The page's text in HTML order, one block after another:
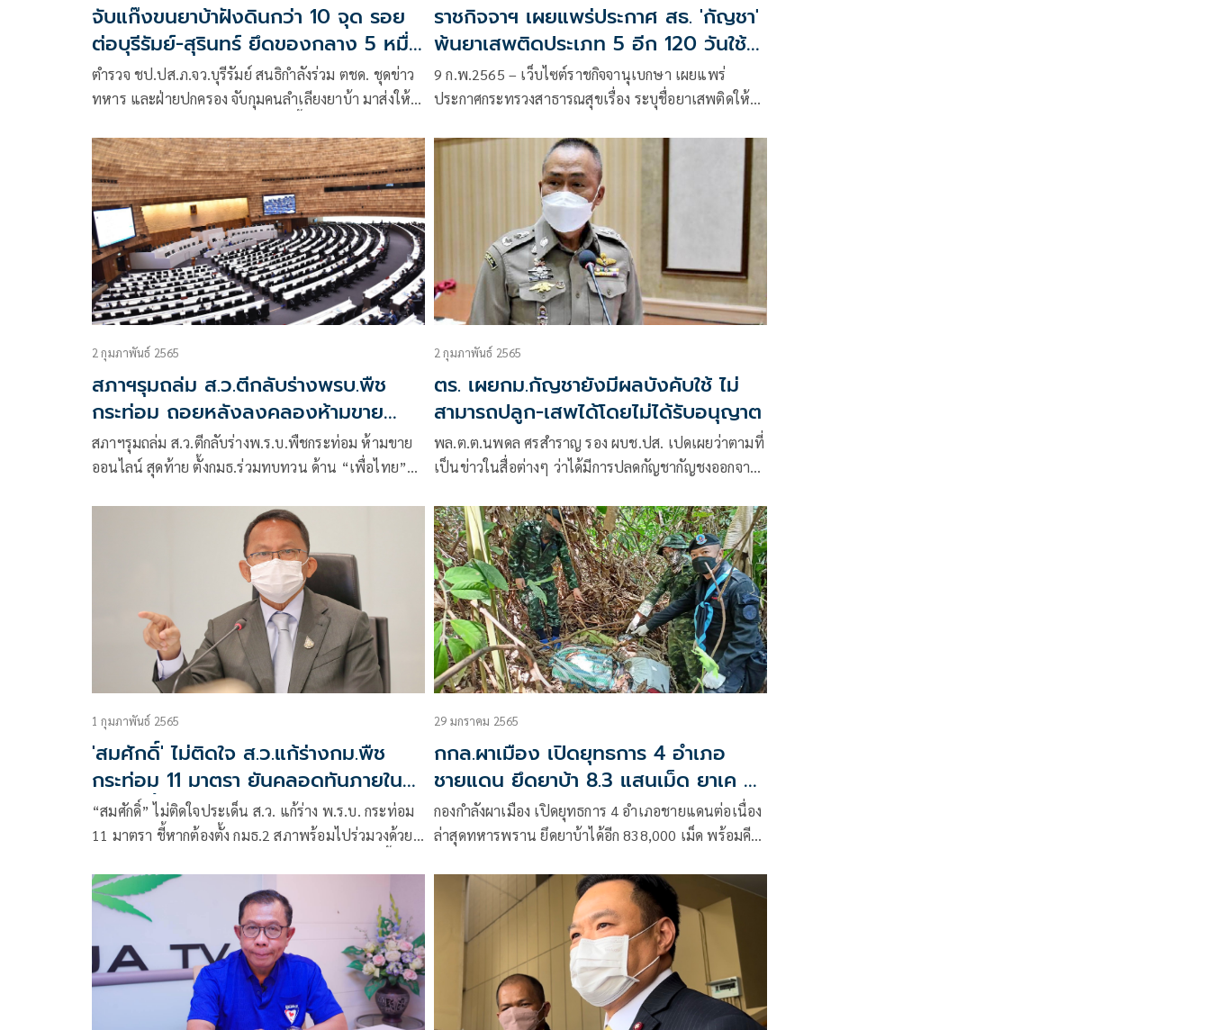
จับแก๊งขนยาบ้า​ฝังดินกว่า 10 จุด รอย
ต่อบุรีรัมย์-สุรินทร์​ ยึดของกลาง 5 หมื่น
เม็ด
ตำรวจ ชป.ปส.ภ.จว.บุรีรัมย์ สนธิกำลังร่วม ตชด. ชุดข่าว
ทหาร และฝ่ายปกครอง จับกุมคนลำเลียงยาบ้า มาส่งให้
เอาไว้ ตามโคนต้นไม้และเสาไฟฟ้า ในตรอกซอกซอย
ต่างๆ เขตรอยต่อ จ.บุรีรัมย์-สุรินทร์ เพื่อให้รอดพ้น
สายตาเจ้าหน้าที่ หลังเคยรอดมาได้หลายครั้ง ตั้งแต่ปี
64ที่ผ่านมา สุดท้ายจนมุม หลังนำยาบ้าเกือบครึ่งแสนเม็ด
ฝังไว้กว่า 10 จุด
ราชกิจจาฯ เผยแพร่ประกาศ สธ. 'กัญชา'
พ้นยาเสพติดประเภท 5 อีก 120 วันใช้
บังคับ
9 ก.พ.2565 – เว็บไซต์ราชกิจจานุเบกษา เผยแพร่
ประกาศกระทรวงสาธารณสุขเรื่อง ระบุชื่อยาเสพติดให้
2 กุมภาพันธ์ 2565
สภาฯรุมถล่ม ส.ว.ตีกลับร่างพรบ.พืช
กระท่อม ถอยหลังลงคลองห้ามขาย
ออนไลน์
สภาฯรุมถล่ม ส.ว.ตีกลับร่างพ.ร.บ.พืชกระท่อม ห้ามขาย
ออนไลน์ สุดท้าย ตั้งกมธ.ร่วมทบทวน ด้าน “เพื่อไทย”
2 กุมภาพันธ์ 2565
ตร. เผยกม.กัญชายังมีผลบังคับใช้ ไม่
สามารถปลูก-เสพได้โดยไม่ได้รับอนุญาต
พล.ต.ต.นพดล ศรสำราญ รอง ผบช.ปส. เปดเผยว่าตามที่
เป็นข่าวในสื่อต่างๆ ว่าได้มีการปลดกัญชากัญชงออกจาก
แปรรูป และใช้ประโยชน์ได้
1 กุมภาพันธ์ 2565
'สมศักดิ์' ไม่ติดใจ ส.ว.แก้ร่างกม.พืช
กระท่อม 11 มาตรา ยันคลอดทันภายใน
รัฐบาลนี้
“สมศักดิ์” ไม่ติดใจประเด็น ส.ว. แก้ร่าง พ.ร.บ. กระท่อม
11 มาตรา ชี้หากต้องตั้ง กมธ.2 สภาพร้อมไปร่วมวงด้วย
29 มกราคม 2565
กกล.ผาเมือง เปิดยุทธการ 4 อำเภอ
ชายแดน ยึดยาบ้า 8.3 แสนเม็ด ยาเค 5
กก.
กองกำลังผาเมือง เปิดยุทธการ 4 อำเภอชายแดนต่อเนื่อง
ล่าสุดทหารพราน ยึดยาบ้าได้อีก 838,000 เม็ด พร้อมคี
40 คน